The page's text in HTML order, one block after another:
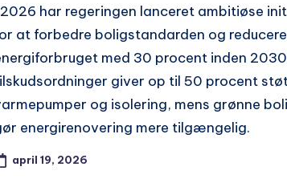
har regeringen lanceret ambitiøse
at forbedre boligstandarden og reducere
med 30 procent inden
giver op til 50 procent
og isolering, mens grønne
energirenovering mere tilgængelig.
april 19, 2026